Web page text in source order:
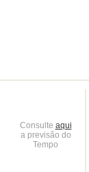
Consulte aqui
a previsão do
Tempo